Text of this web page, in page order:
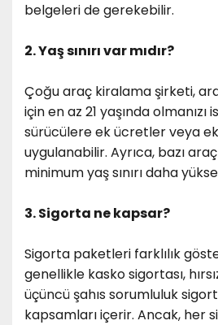
belgeleri de gerekebilir.
2. Yaş sınırı var mıdır?
Çoğu araç kiralama şirketi,
için en az 21 yaşında
sürücülere ek ücretler veya
uygulanabilir. Ayrıca, bazı
minimum yaş sınırı daha
3. Sigorta ne kapsar?
Sigorta paketleri farklılık
genellikle kasko sigortası,
üçüncü şahıs sorumluluk
kapsamları içerir. Ancak, her